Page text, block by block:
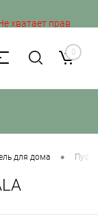
хватает прав
0
для дома • Пуфы